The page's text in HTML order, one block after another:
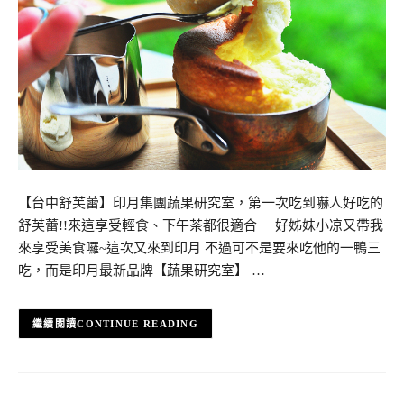
【台中舒芙蕾】印月集團蔬果研究室，第一次吃到嚇人好吃的
舒芙蕾!!來這享受輕食、下午茶都很適合 好姊妹小凉又帶我
來享受美食囉~這次又來到印月 不過可不是要來吃他的一鴨三
吃，而是印月最新品牌【蔬果研究室】 …
CONTINUE READING